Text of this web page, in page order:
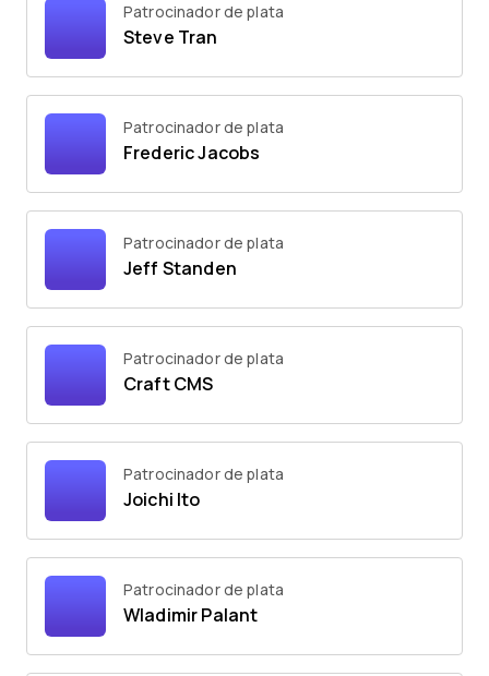
Patrocinador de plata
Steve Tran
Patrocinador de plata
Frederic Jacobs
Patrocinador de plata
Jeff Standen
Patrocinador de plata
Craft CMS
Patrocinador de plata
Joichi Ito
Patrocinador de plata
Wladimir Palant